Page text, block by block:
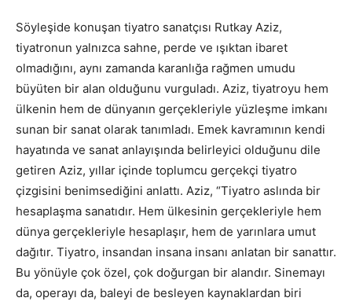
Söyleşide konuşan tiyatro sanatçısı Rutkay Aziz,
tiyatronun yalnızca sahne, perde ve ışıktan ibaret
olmadığını, aynı zamanda karanlığa rağmen umudu
büyüten bir alan olduğunu vurguladı. Aziz, tiyatroyu hem
ülkenin hem de dünyanın gerçekleriyle yüzleşme imkanı
sunan bir sanat olarak tanımladı. Emek kavramının kendi
hayatında ve sanat anlayışında belirleyici olduğunu dile
getiren Aziz, yıllar içinde toplumcu gerçekçi tiyatro
çizgisini benimsediğini anlattı. Aziz, “Tiyatro aslında bir
hesaplaşma sanatıdır. Hem ülkesinin gerçekleriyle hem
dünya gerçekleriyle hesaplaşır, hem de yarınlara umut
dağıtır. Tiyatro, insandan insana insanı anlatan bir sanattır.
Bu yönüyle çok özel, çok doğurgan bir alandır. Sinemayı
da, operayı da, baleyi de besleyen kaynaklardan biri